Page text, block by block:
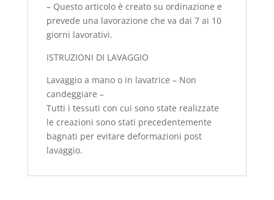
– Questo articolo è creato su ordinazione e
prevede una lavorazione che va dai 7 ai 10
giorni lavorativi.
ISTRUZIONI DI LAVAGGIO
Lavaggio a mano o in lavatrice – Non
candeggiare –
Tutti i tessuti con cui sono state realizzate
le creazioni sono stati precedentemente
bagnati per evitare deformazioni post
lavaggio.